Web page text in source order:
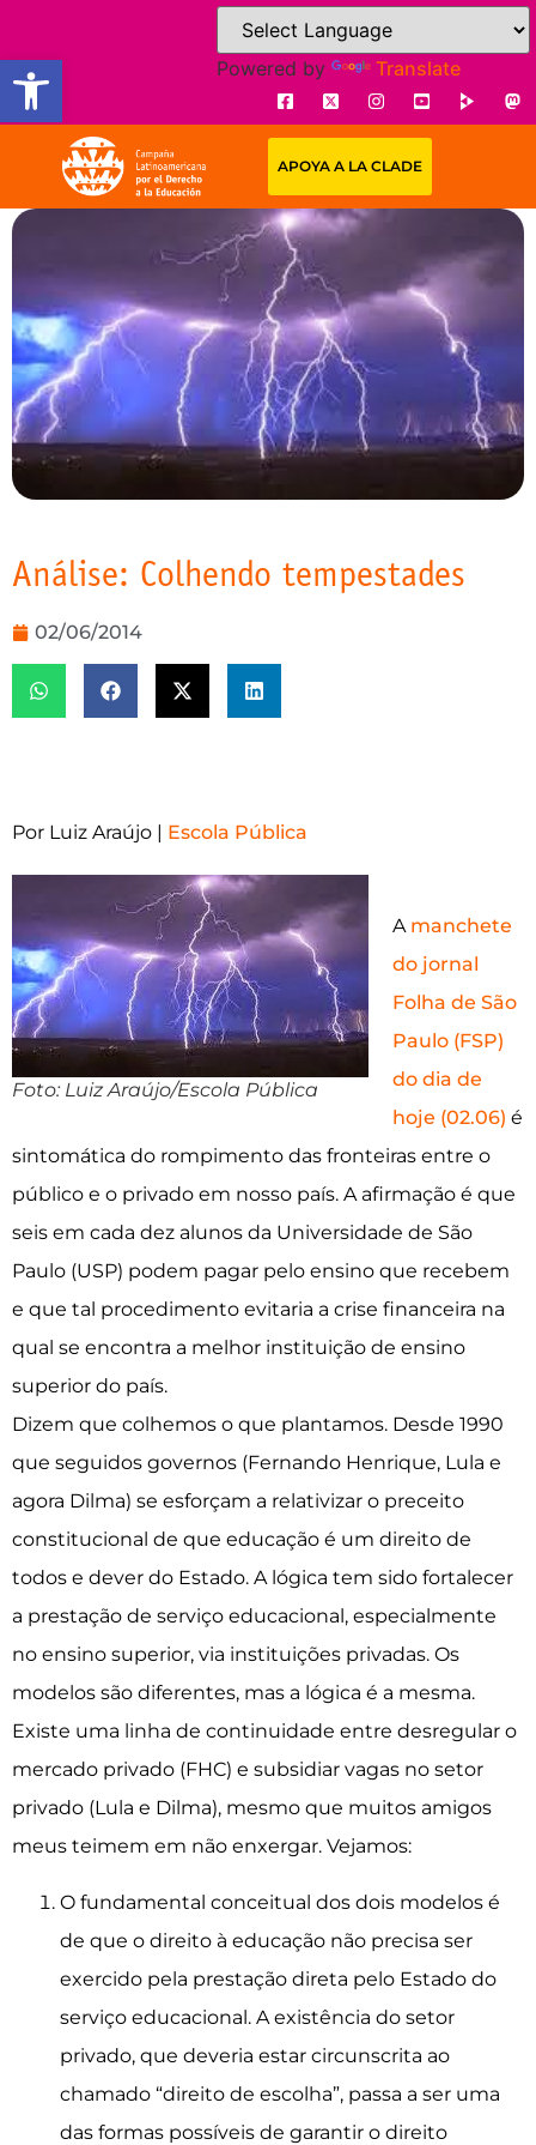
Open toolbarPowered by Translate
APOYA A LA CLADE
Análise: Colhendo tempestades
02/06/2014
Por Luiz Araújo | Escola Pública
Foto: Luiz Araújo/Escola Pública
A manchete
do jornal
Folha de São
Paulo (FSP)
do dia de
hoje (02.06) é
sintomática do rompimento das fronteiras entre o
público e o privado em nosso país. A afirmação é que
seis em cada dez alunos da Universidade de São
Paulo (USP) podem pagar pelo ensino que recebem
e que tal procedimento evitaria a crise financeira na
qual se encontra a melhor instituição de ensino
superior do país.
Dizem que colhemos o que plantamos. Desde 1990
que seguidos governos (Fernando Henrique, Lula e
agora Dilma) se esforçam a relativizar o preceito
constitucional de que educação é um direito de
todos e dever do Estado. A lógica tem sido fortalecer
a prestação de serviço educacional, especialmente
no ensino superior, via instituições privadas. Os
modelos são diferentes, mas a lógica é a mesma.
Existe uma linha de continuidade entre desregular o
mercado privado (FHC) e subsidiar vagas no setor
privado (Lula e Dilma), mesmo que muitos amigos
meus teimem em não enxergar. Vejamos:
O fundamental conceitual dos dois modelos é
de que o direito à educação não precisa ser
exercido pela prestação direta pelo Estado do
serviço educacional. A existência do setor
privado, que deveria estar circunscrita ao
chamado “direito de escolha”, passa a ser uma
das formas possíveis de garantir o direito